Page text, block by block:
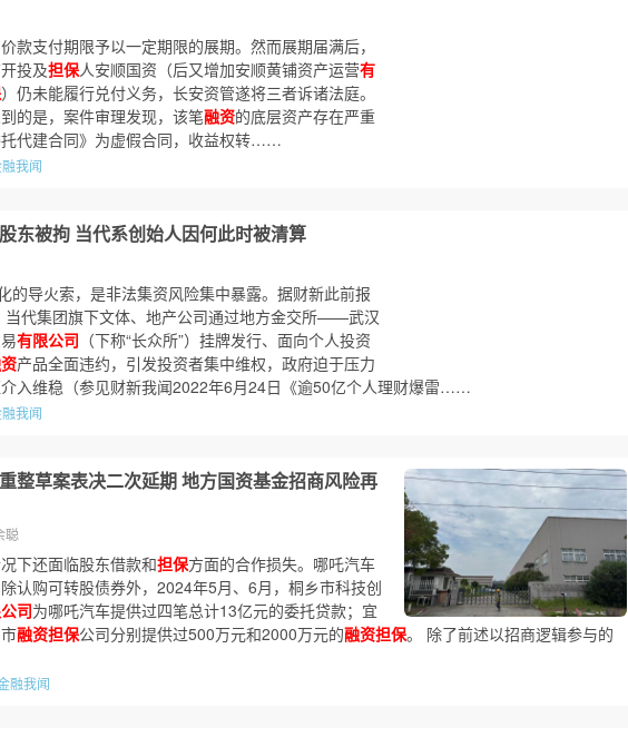
款支付期限予以一定期限的展期。然而展期届满后，
投及担保人安顺国资（后又增加安顺黄铺资产运营有
）仍未能履行兑付义务，长安资管遂将三者诉诸法庭。
的是，案件审理发现，该笔融资的底层资产存在严重
代建合同》为虚假合同，收益权转……
我闻
东被拘 当代系创始人因何此时被清算
的导火索，是非法集资风险集中暴露。据财新此前报
当代集团旗下文体、地产公司通过地方金交所——武汉
有限公司 （下称“长众所”）挂牌发行、面向个人投资
产品全面违约，引发投资者集中维权，政府迫于压力
入维稳（参见财新我闻2022年6月24日《逾50亿个人理财爆雷……
我闻
整草案表决二次延期 地方国资基金招商风险再
聪
下还面临股东借款和担保方面的合作损失。哪吒汽车
认购可转股债券外，2024年5月、6月，桐乡市科技创
司为哪吒汽车提供过四笔总计13亿元的委托贷款；宜
融资担保公司分别提供过500万元和2000万元的融资担保。 除了前述以招商逻辑参与的
融我闻